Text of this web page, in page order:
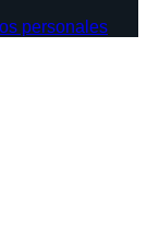
personales